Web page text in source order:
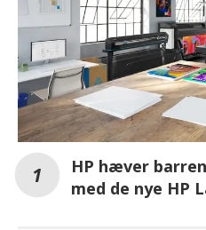
HP hæver
med de nye HP